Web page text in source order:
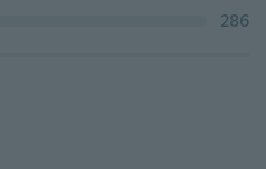
286